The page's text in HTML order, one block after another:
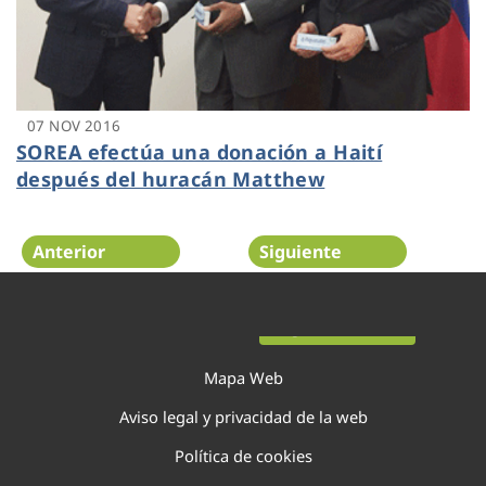
07 NOV 2016
SOREA efectúa una donación a Haití
después del huracán Matthew
Anterior Siguiente
Mapa Web
Aviso legal y privacidad de la web
Política de cookies